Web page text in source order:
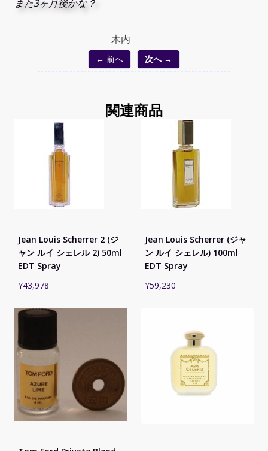
また3ヶ月後かな？
木内
← 前へ 次へ →
関連商品
Jean Louis Scherrer 2 (ジ
ャン ルイ シェレル 2) 50ml
EDT Spray
¥43,978
Jean Louis Scherrer (ジャ
ン ルイ シェレル) 100ml
EDT Spray
¥59,230